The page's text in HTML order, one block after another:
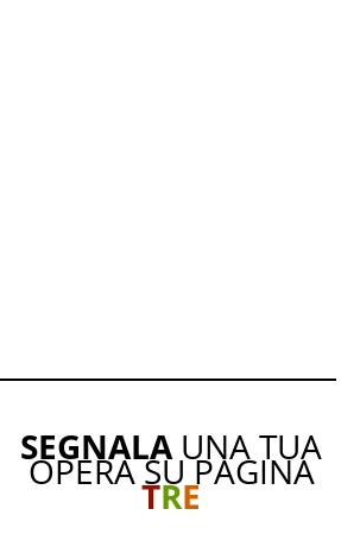
SEGNALAUNA TUA
OPERA SU PAGINA
TRE